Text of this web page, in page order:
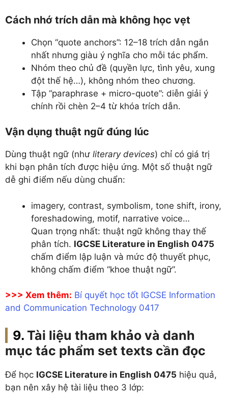
Cách nhớ trích dẫn mà không học vẹt
Chọn “quote anchors”: 12–18 trích dẫn ngắn
nhất nhưng giàu ý nghĩa cho mỗi tác phẩm.
Nhóm theo chủ đề (quyền lực, tình yêu, xung
đột thế hệ…), không nhóm theo chương.
Tập “paraphrase + micro-quote”: diễn giải ý
chính rồi chèn 2–4 từ khóa trích dẫn.
Vận dụng thuật ngữ đúng lúc
Dùng thuật ngữ (như literary devices) chỉ có giá trị
khi bạn phân tích được hiệu ứng. Một số thuật ngữ
dễ ghi điểm nếu dùng chuẩn:
imagery, contrast, symbolism, tone shift, irony,
foreshadowing, motif, narrative voice…
Quan trọng nhất: thuật ngữ không thay thế
phân tích. IGCSE Literature in English 0475
chấm điểm lập luận và mức độ thuyết phục,
không chấm điểm “khoe thuật ngữ”.
>>> Xem thêm: Bí quyết học tốt IGCSE Information
and Communication Technology 0417
Tài liệu tham khảo và danh
mục tác phẩm set texts cần đọc
Để học IGCSE Literature in English 0475 hiệu quả,
bạn nên xây hệ tài liệu theo 3 lớp: